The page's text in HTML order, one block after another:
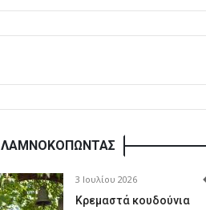
ΛΑΜΝΟΚΟΠΩΝΤΑΣ
3 Ιουλίου 2026
Κρεμαστά κουδούνια